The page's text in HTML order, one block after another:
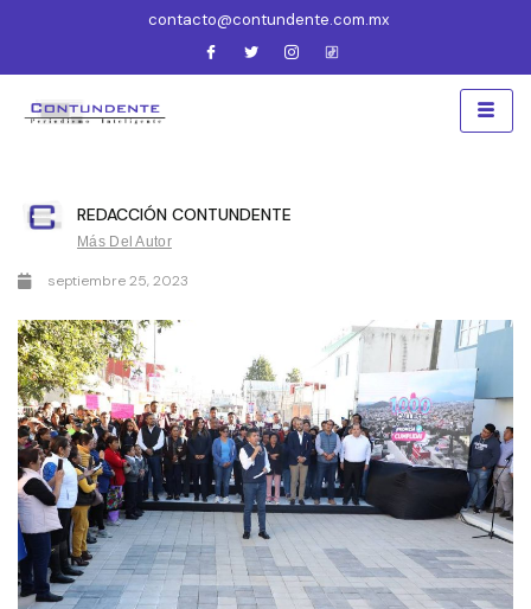
contacto@contundente.com.mx
REDACCIÓN CONTUNDENTE
Más Del Autor
septiembre 25, 2023